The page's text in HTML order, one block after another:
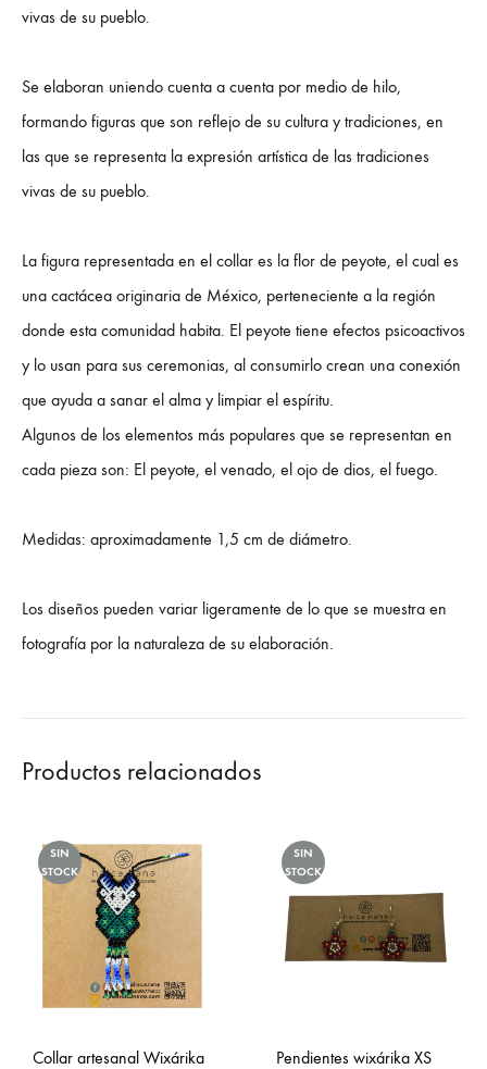
vivas de su pueblo.
Se elaboran uniendo cuenta a cuenta por medio de hilo,
formando figuras que son reflejo de su cultura y tradiciones, en
las que se representa la expresión artística de las tradiciones
vivas de su pueblo.
La figura representada en el collar es la flor de peyote, el cual es
una cactácea originaria de México, perteneciente a la región
donde esta comunidad habita. El peyote tiene efectos psicoactivos
y lo usan para sus ceremonias, al consumirlo crean una conexión
que ayuda a sanar el alma y limpiar el espíritu.
Algunos de los elementos más populares que se representan en
cada pieza son: El peyote, el venado, el ojo de dios, el fuego.
Medidas: aproximadamente 1,5 cm de diámetro.
Los diseños pueden variar ligeramente de lo que se muestra en
fotografía por la naturaleza de su elaboración.
Productos relacionados
SIN
STOCK
Collar artesanal Wixárika
SIN
STOCK
Pendientes wixárika XS